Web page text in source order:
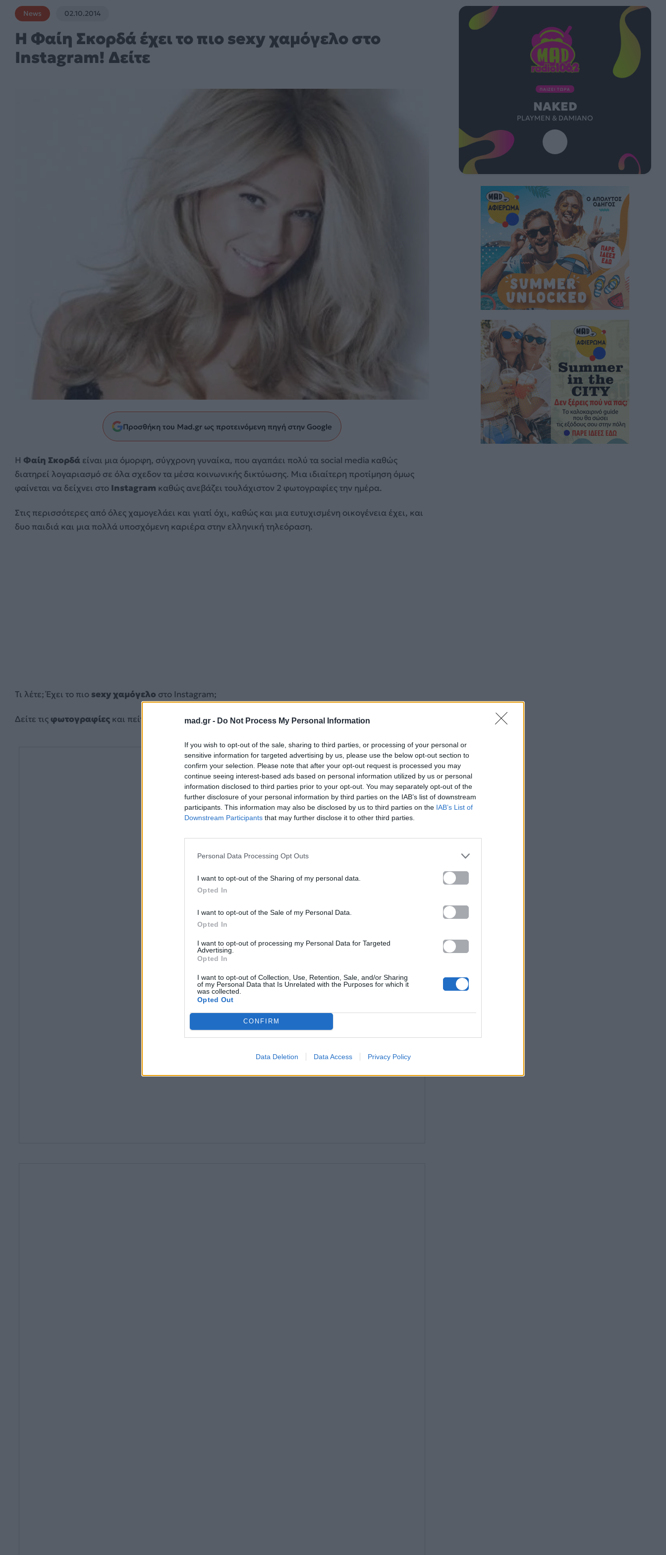
mad.gr - Do Not Process My Personal Information
If you wish to opt-out of the sale, sharing to third parties, or processing of your personal or
sensitive information for targeted advertising by us, please use the below opt-out section to
confirm your selection. Please note that after your opt-out request is processed you may
continue seeing interest-based ads based on personal information utilized by us or personal
information disclosed to third parties prior to your opt-out. You may separately opt-out of the
further disclosure of your personal information by third parties on the IAB’s list of downstream
participants. This information may also be disclosed by us to third parties on the IAB’s List of
Downstream Participants that may further disclose it to other third parties.
Personal Data Processing Opt Outs
I want to opt-out of the Sharing of my personal data.
Opted In
I want to opt-out of the Sale of my Personal Data.
Opted In
I want to opt-out of processing my Personal Data for Targeted
Advertising.
Opted In
I want to opt-out of Collection, Use, Retention, Sale, and/or Sharing
of my Personal Data that Is Unrelated with the Purposes for which it
was collected.
Opted Out
CONFIRM
Data Deletion Data Access Privacy Policy
News 02.10.2014
Η Φαίη Σκορδά έχει το πιο sexy χαμόγελο στο
Instagram! Δείτε
Προσθήκη του Mad.gr ως προτεινόμενη πηγή στην Google
Η Φαίη Σκορδά είναι μια όμορφη, σύγχρονη γυναίκα, που αγαπάει πολύ τα social media καθώς
διατηρεί λογαριασμό σε όλα σχεδον τα μέσα κοινωνικής δικτύωσης. Μια ιδιαίτερη προτίμηση όμως
φαίνεται να δείχνει στο Instagram καθώς ανεβάζει τουλάχιστον 2 φωτογραφίες την ημέρα.
Στις περισσότερες από όλες χαμογελάει και γιατί όχι, καθώς και μια ευτυχισμένη οικογένεια έχει, και
δυο παιδιά και μια πολλά υποσχόμενη καριέρα στην ελληνική τηλεόραση.
Τι λέτε; Έχει το πιο sexy χαμόγελο στο Instagram;
Δείτε τιςφωτογραφίες και πείτε μας την γνώμη σας.
ΠΑΙΖΕΙ ΤΩΡΑ
NAKED
PLAYMEN & DAMIANO